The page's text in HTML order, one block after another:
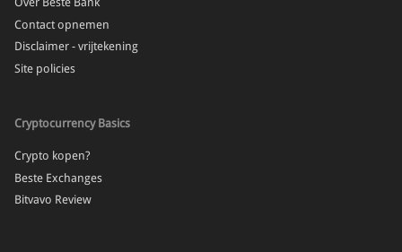
Contact opnemen
Disclaimer - vrijtekening
Site policies
Cryptocurrency Basics
Crypto kopen?
Beste Exchanges
Bitvavo Review